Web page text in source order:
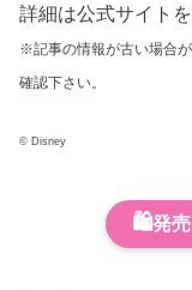
詳細は公式サイト
※記事の情報が古い場合
確認下さい。
© Disney
🛍️発